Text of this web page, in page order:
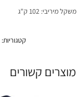
משקל מיריבי: 102 ק"ג
קטגוריות:
מוצרים קשורים